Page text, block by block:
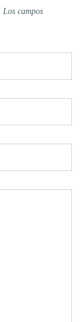
Los campos